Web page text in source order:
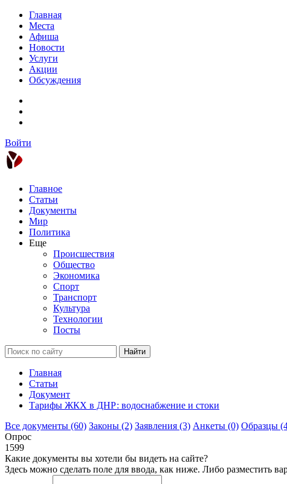
Главная
Места
Афиша
Новости
Услуги
Акции
Обсуждения
Войти
Главное
Статьи
Документы
Мир
Политика
Еще
Происшествия
Общество
Экономика
Спорт
Транспорт
Культура
Технологии
Посты
Найти
Главная
Статьи
Документ
Тарифы ЖКХ в ДНР: водоснабжение и стоки
Все документы (60) Законы (2) Заявления (3) Анкеты (0) Образцы
Опрос
1599
Какие документы вы хотели бы видеть на сайте?
Здесь можно сделать поле для ввода, как ниже. Либо разместить